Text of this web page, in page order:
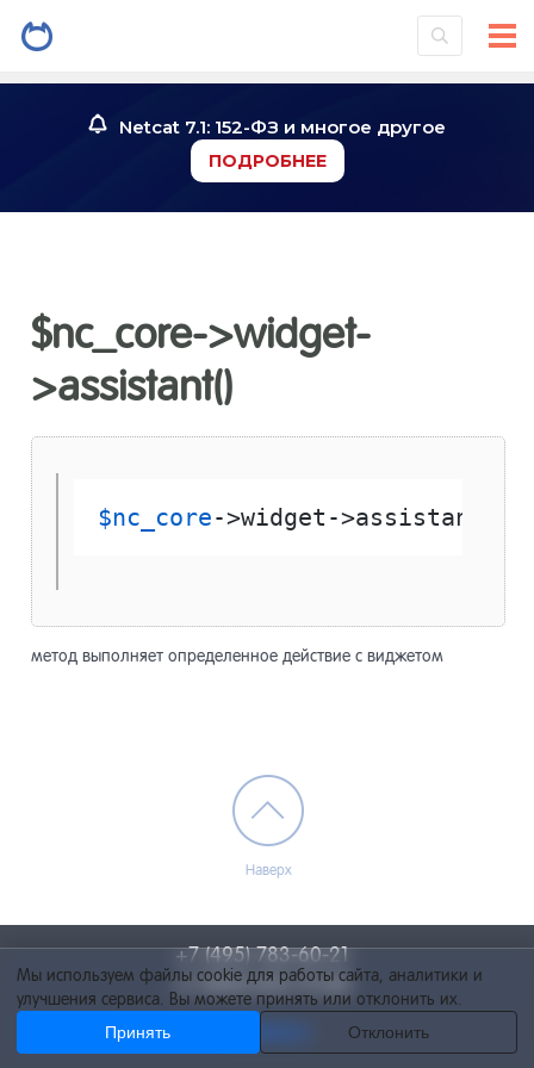
Netcat 7.1: 152-ФЗ и многое другое
ПОДРОБНЕЕ
$nc_core->widget-
>assistant()
$nc_core->widget->assistant(
метод выполняет определенное действие с виджетом
Наверх
+7 (495) 783-60-21
+7 (495) 055-73-84
Мы используем файлы cookie для работы сайта, аналитики и
улучшения сервиса. Вы можете принять или отклонить их.
Принять
Отклонить